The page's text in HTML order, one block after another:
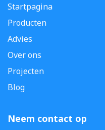
Startpagina
Producten
Advies
Over ons
Projecten
Blog
Neem contact op